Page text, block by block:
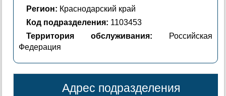
Регион: Краснодарский край
Код подразделения: 1103453
Территория обслуживания: Российская
Федерация
Адрес подразделения